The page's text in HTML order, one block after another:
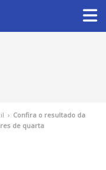
› Confira o resultado da
de quarta